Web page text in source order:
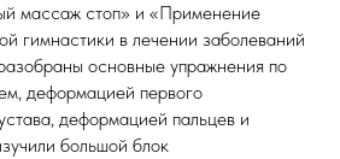
массаж стоп» и «Применение
гимнастики в лечении заболеваний
основные упражнения по
деформацией первого
деформацией пальцев и
большой блок